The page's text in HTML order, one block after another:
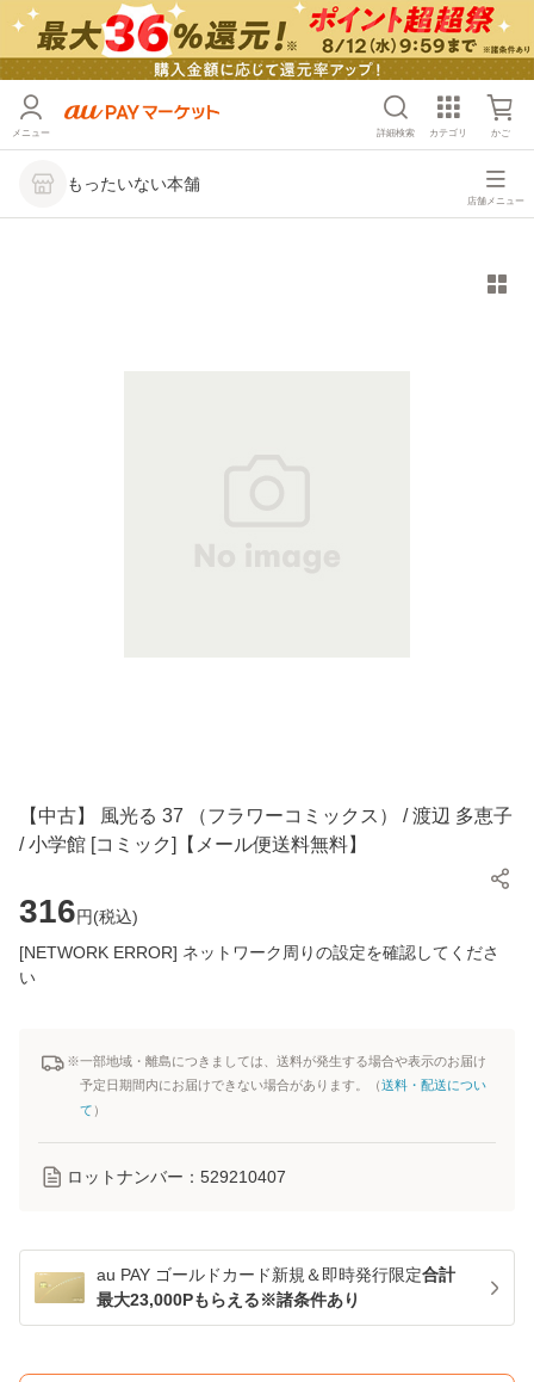
メニュー 詳細検索 カテゴリ かご
もったいない本舗
店舗メニュー
【中古】 風光る 37 （フラワーコミックス） / 渡辺 多恵子
/ 小学館 [コミック]【メール便送料無料】
316円(税込)
[NETWORK ERROR] ネットワーク周りの設定を確認してくださ
い
※一部地域・離島につきましては、送料が発生する場合や表示のお届け
予定日期間内にお届けできない場合があります。（送料・配送につい
て ）
ロットナンバー： 529210407
au PAY ゴールドカード新規＆即時発行限定合計
最大23,000Pもらえる※諸条件あり